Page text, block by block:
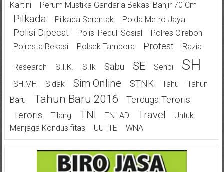
Kartini
Perum Mustika Gandaria Bekasi Banjir 70 Cm
Pilkada Pilkada Serentak Polda Metro Jaya
Polisi Dipecat Polisi Peduli Sosial
Polres Cirebon
Polresta Bekasi
Polsek Tambora Protest Razia
Research S.I.K. S.Ik Sabu SE Senpi SH
SH.MH Sidak Sim Online STNK Tahu
Tahun
Baru
Tahun Baru 2016
Terduga Teroris
Teroris
Tilang TNI TNI AD Travel
Untuk
Menjaga Kondusifitas
UU ITE WNA